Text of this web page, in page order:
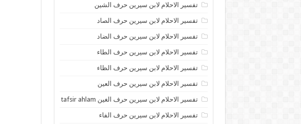
تفسير الاحلام لابن سيرين حرف الشين
تفسير الاحلام لابن سيرين حرف الصاد
تفسير الاحلام لابن سيرين حرف الضاد
تفسير الاحلام لابن سيرين حرف الطاء
تفسير الاحلام لابن سيرين حرف الظاء
تفسير الاحلام لابن سيرين حرف العين
تفسير الاحلام لابن سيرين حرف الغين tafsir ahlam
تفسير الاحلام لابن سيرين حرف الفاء